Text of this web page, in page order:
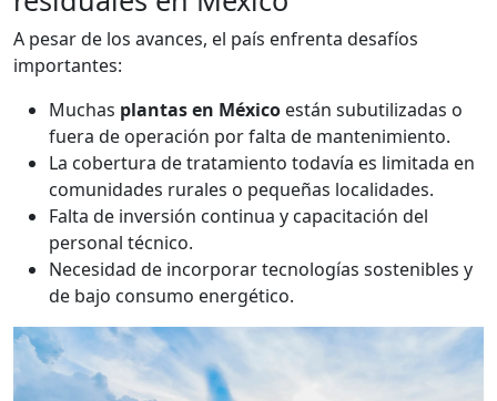
A pesar de los avances, el país enfrenta desafíos
importantes:
Muchas plantas en México están subutilizadas o
fuera de operación por falta de mantenimiento.
La cobertura de tratamiento todavía es limitada en
comunidades rurales o pequeñas localidades.
Falta de inversión continua y capacitación del
personal técnico.
Necesidad de incorporar tecnologías sostenibles y
de bajo consumo energético.